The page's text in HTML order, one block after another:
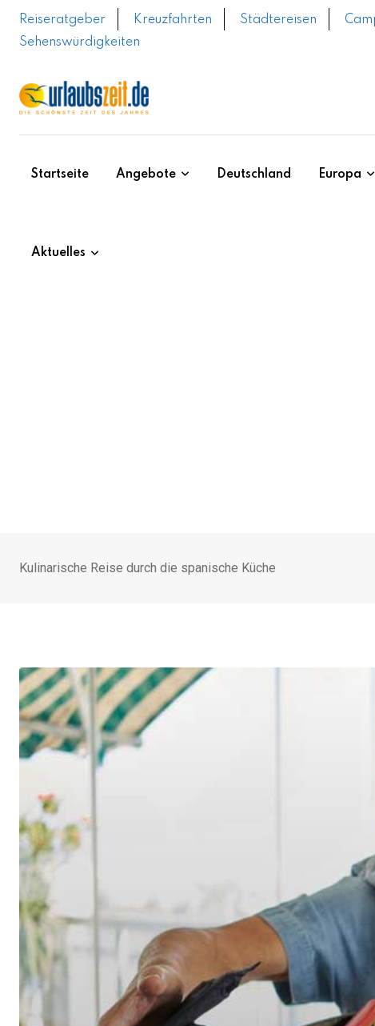
Skip
Reiseratgeber Kreuzfahrten Städtereisen
Sehenswürdigkeiten
Startseite Angebote Deutschland Europa
Aktuelles
Kulinarische Reise durch die spanische Küche